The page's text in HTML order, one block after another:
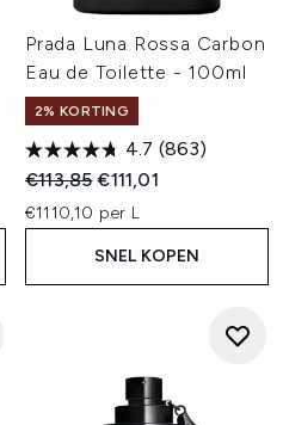
Prada Luna Rossa Carbon
Eau de Toilette - 100ml
2% KORTING
4.7 (863)
Recommended Retail Price:
€113,85Huidige prijs:
€111,01
€1110,10 per L
SNEL KOPEN